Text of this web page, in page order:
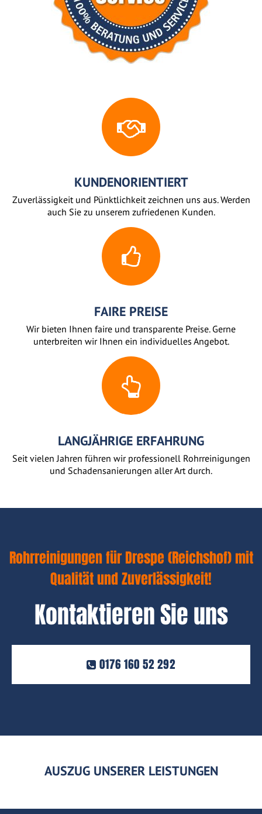
KUNDENORIENTIERT
Zuverlässigkeit und Pünktlichkeit zeichnen uns aus. Werden
auch Sie zu unserem zufriedenen Kunden.
FAIRE PREISE
Wir bieten Ihnen faire und transparente Preise. Gerne
unterbreiten wir Ihnen ein individuelles Angebot.
LANGJÄHRIGE ERFAHRUNG
Seit vielen Jahren führen wir professionell Rohrreinigungen
und Schadensanierungen aller Art durch.
Rohrreinigungen für Drespe (Reichshof) mit
Qualität und Zuverlässigkeit!
Kontaktieren Sie uns
0176 160 52 292
AUSZUG UNSERER LEISTUNGEN